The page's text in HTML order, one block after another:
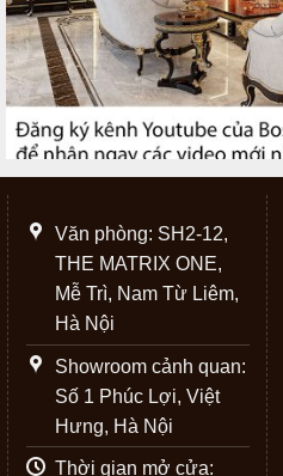
Văn phòng: SH2-12,
THE MATRIX ONE,
Mễ Trì, Nam Từ Liêm,
Hà Nội
Showroom cảnh quan:
Số 1 Phúc Lợi, Việt
Hưng, Hà Nội
Thời gian mở cửa: